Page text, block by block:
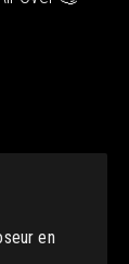
en